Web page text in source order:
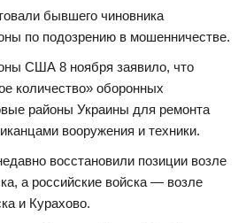
бывшего чиновника
по подозрению в мошенничестве.
США 8 ноября заявило, что
количество» оборонных
районы Украины для ремонта
вооружения и техники.
восстановили позиции возле
а российские войска — возле
и Курахово.